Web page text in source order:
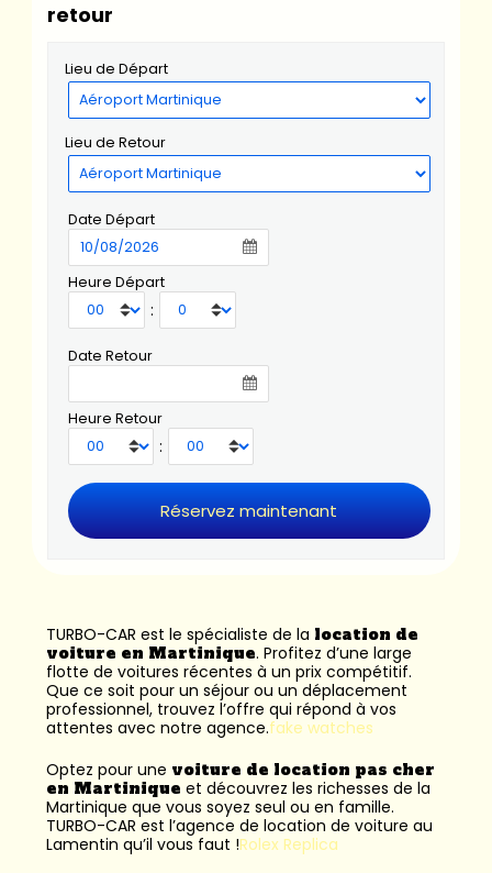
retour
Lieu de Départ
Lieu de Retour
Date Départ
Heure Départ
:
Date Retour
Heure Retour
:
TURBO-CAR est le spécialiste de la location de
voiture en Martinique. Profitez d’une large
flotte de voitures récentes à un prix compétitif.
Que ce soit pour un séjour ou un déplacement
professionnel, trouvez l’offre qui répond à vos
attentes avec notre agence.fake watches
Optez pour une voiture de location pas cher
en Martinique et découvrez les richesses de la
Martinique que vous soyez seul ou en famille.
TURBO-CAR est l’agence de location de voiture au
Lamentin qu’il vous faut !Rolex Replica